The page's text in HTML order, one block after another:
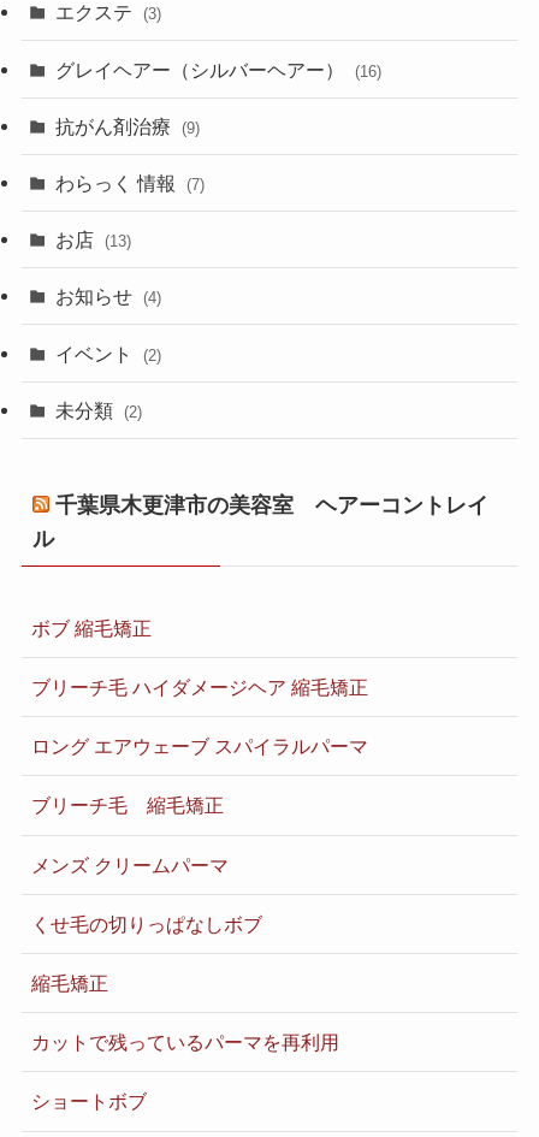
エクステ (3)
グレイヘアー（シルバーヘアー） (16)
抗がん剤治療 (9)
わらっく 情報 (7)
お店 (13)
お知らせ (4)
イベント (2)
未分類 (2)
千葉県木更津市の美容室 ヘアーコントレイ
ル
ボブ 縮毛矯正
ブリーチ毛 ハイダメージヘア 縮毛矯正
ロング エアウェーブ スパイラルパーマ
ブリーチ毛 縮毛矯正
メンズ クリームパーマ
くせ毛の切りっぱなしボブ
縮毛矯正
カットで残っているパーマを再利用
ショートボブ